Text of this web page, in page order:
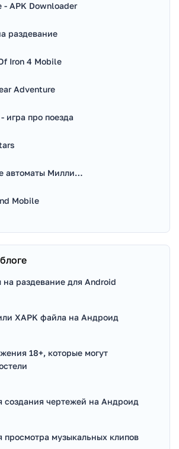
- APK Downloader
раздевание
Iron 4 Mobile
Adventure
игра про поезда
Игровые автоматы Миллионер
Mobile
раздевание для Android
XAPK файла на Андроид
18+, которые могут
создания чертежей на Андроид
музыкальных клипов